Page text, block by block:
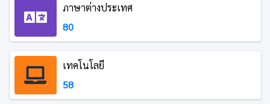
ภาษาต่างประเทศ
80
เทคโนโลยี
58